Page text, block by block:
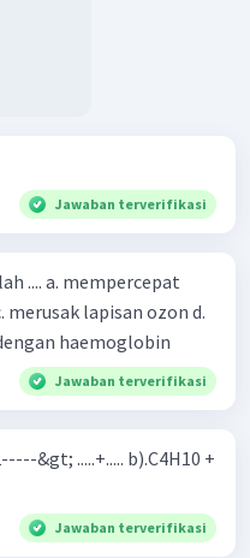
Jawaban terverifikasi
bereaksi dengan haemoglobin
Jawaban terverifikasi
&gt; .....+..... b).C4H10 +
Jawaban terverifikasi